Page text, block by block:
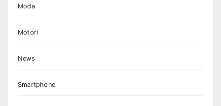
Moda
Motori
News
Smartphone